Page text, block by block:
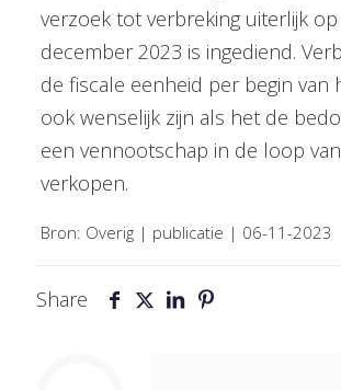
verzoek tot verbreking uiterlijk op
december 2023 is ingediend.
de fiscale eenheid per begin van
ook wenselijk zijn als het de
een vennootschap in de loop
verkopen.
Bron: Overig | publicatie | 06-11-2023
Share